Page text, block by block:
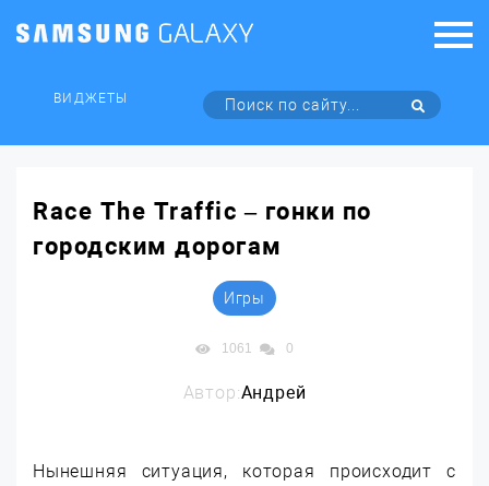
ВИДЖЕТЫ
Race The Traffic – гонки по
городским дорогам
Игры
1061 0
Автор:Андрей
Нынешняя ситуация, которая происходит с